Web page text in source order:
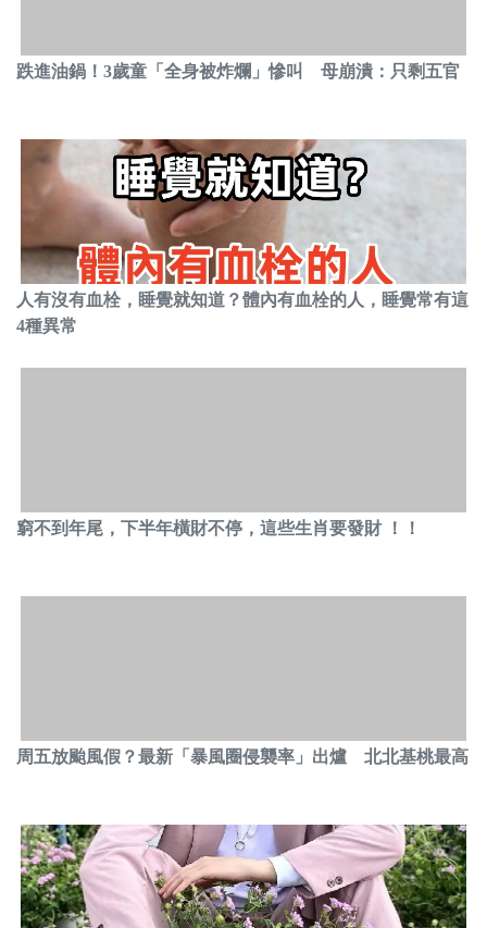
跌進油鍋！3歲童「全身被炸爛」慘叫 母崩潰：只剩五官
人有沒有血栓，睡覺就知道？體內有血栓的人，睡覺常有這
4種異常
窮不到年尾，下半年橫財不停，這些生肖要發財 ！！
周五放颱風假？最新「暴風圈侵襲率」出爐 北北基桃最高